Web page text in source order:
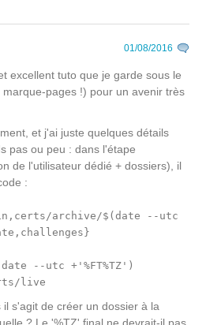
01/08/2016
excellent tuto que je garde sous le
pages !) pour un avenir très
et j'ai juste quelques détails
pas ou peu : dans l'étape
de l'utilisateur dédié + dossiers), il
:
archive/$(date --utc
--utc +'%FT%TZ')
live
s'agit de créer un dossier à la
? Le '%TZ' final ne devrait-il pas